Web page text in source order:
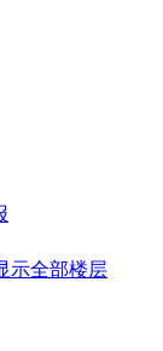
示全部楼层